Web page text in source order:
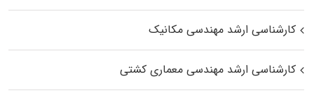
کارشناسی ارشد مهندسی مکانیک
کارشناسی ارشد مهندسی معماری کشتی